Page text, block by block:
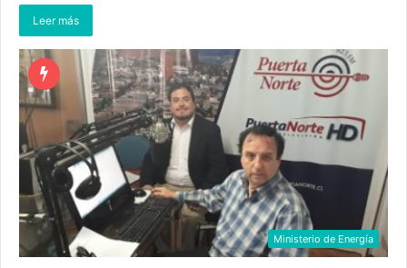
Leer más
Ministerio de Energía